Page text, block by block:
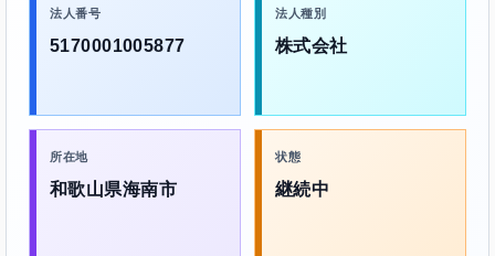
法人番号
5170001005877
法人種別
株式会社
所在地
和歌山県海南市
状態
継続中